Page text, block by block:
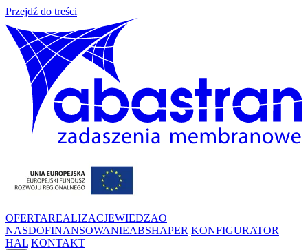
Przejdź do treści
OFERTAREALIZACJEWIEDZAO
NASDOFINANSOWANIEABSHAPER KONFIGURATOR
HAL KONTAKT